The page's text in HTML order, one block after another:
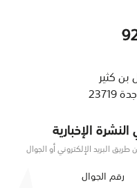
الإخبارية
البريد الإلكتروني أو الجوال
رقم الجوال